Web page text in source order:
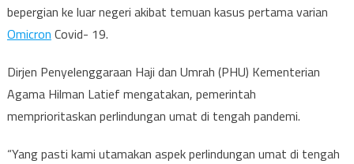
bepergian ke luar negeri akibat temuan kasus pertama varian
Omicron Covid- 19.
Dirjen Penyelenggaraan Haji dan Umrah (PHU) Kementerian
Agama Hilman Latief mengatakan, pemerintah
memprioritaskan perlindungan umat di tengah pandemi.
“Yang pasti kami utamakan aspek perlindungan umat di tengah